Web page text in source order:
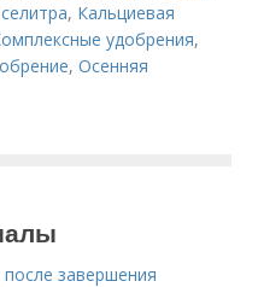
, Кальциевая
удобрения,
,Осенняя
после завершения